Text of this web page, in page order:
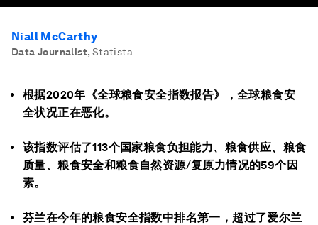
Niall McCarthy
Data Journalist, Statista
根据2020年《全球粮食安全指数报告》，全球粮食安
全状况正在恶化。
该指数评估了113个国家粮食负担能力、粮食供应、粮食
质量、粮食安全和粮食自然资源/复原力情况的59个因
素。
芬兰在今年的粮食安全指数中排名第一，超过了爱尔兰